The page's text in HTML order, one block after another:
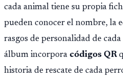
cada animal tiene su propia
pueden conocer el nombre, la
rasgos de personalidad de
álbum incorpora códigos QR
historia de rescate de cada